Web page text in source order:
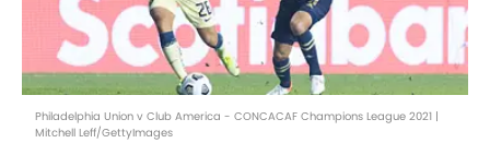
Philadelphia Union v Club America - CONCACAF Champions League 2021 |
Mitchell Leff/GettyImages